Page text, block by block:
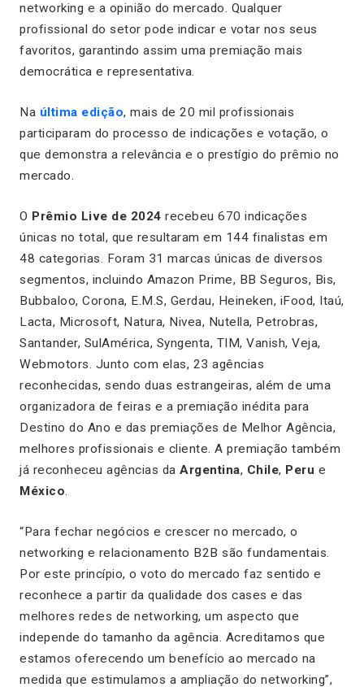
networking e a opinião do mercado. Qualquer
profissional do setor pode indicar e votar nos seus
favoritos, garantindo assim uma premiação mais
democrática e representativa.
Na última edição, mais de 20 mil profissionais
participaram do processo de indicações e votação, o
que demonstra a relevância e o prestígio do prêmio no
mercado.
O Prêmio Live de 2024 recebeu 670 indicações
únicas no total, que resultaram em 144 finalistas em
48 categorias. Foram 31 marcas únicas de diversos
segmentos, incluindo Amazon Prime, BB Seguros, Bis,
Bubbaloo, Corona, E.M.S, Gerdau, Heineken, iFood, Itaú,
Lacta, Microsoft, Natura, Nivea, Nutella, Petrobras,
Santander, SulAmérica, Syngenta, TIM, Vanish, Veja,
Webmotors. Junto com elas, 23 agências
reconhecidas, sendo duas estrangeiras, além de uma
organizadora de feiras e a premiação inédita para
Destino do Ano e das premiações de Melhor Agência,
melhores profissionais e cliente. A premiação também
já reconheceu agências da Argentina, Chile, Peru e
México.
“Para fechar negócios e crescer no mercado, o
networking e relacionamento B2B são fundamentais.
Por este princípio, o voto do mercado faz sentido e
reconhece a partir da qualidade dos cases e das
melhores redes de networking, um aspecto que
independe do tamanho da agência. Acreditamos que
estamos oferecendo um benefício ao mercado na
medida que estimulamos a ampliação do networking”,